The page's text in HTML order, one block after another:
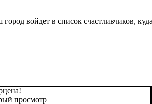
войдет в список счастливчиков,
просмотр